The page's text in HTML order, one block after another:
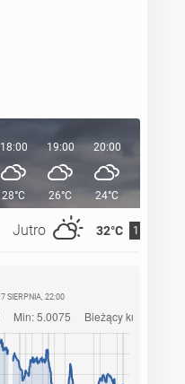
Jutro 32°C 15°C
18:00
28°C
19:00
26°C
20:00
24°C
7 SIERPNIA, 22:00